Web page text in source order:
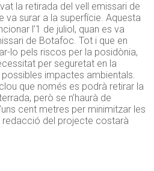
la retirada del vell emissari de
va surar a la superfície. Aquesta
l’1 de juliol, quan es va
de Botafoc. Tot i que en
lo pels riscos per la posidònia,
per seguretat en la
impactes ambientals.
que només es podrà retirar la
però se n’haurà de
cent metres per minimitzar les
del projecte costarà